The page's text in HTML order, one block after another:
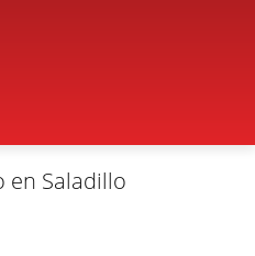
en Saladillo